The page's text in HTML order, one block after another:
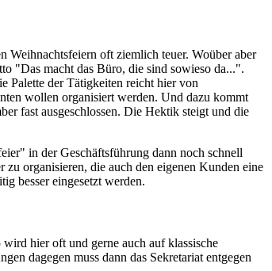
oft ziemlich teuer. Woüber aber
"Das macht das Büro, die sind sowieso da...".
Palette der Tätigkeiten reicht hier von
wollen organisiert werden. Und dazu kommt
fast ausgeschlossen. Die Hektik steigt und die
in der Geschäftsführung dann noch schnell
organisieren, die auch den eigenen Kunden eine
besser eingesetzt werden.
hier oft und gerne auch auf klassische
dagegen muss dann das Sekretariat entgegen